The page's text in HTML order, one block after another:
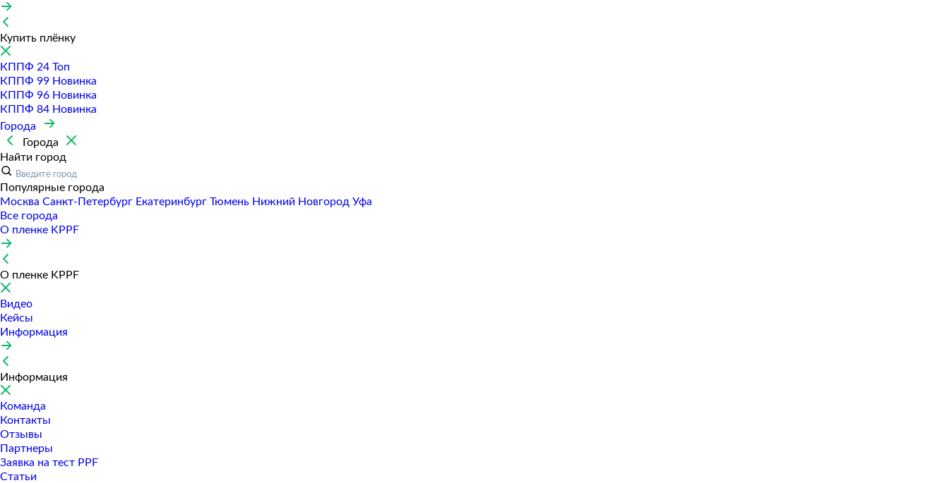
Купить плёнку
КППФ 24 Топ
КППФ 99 Новинка
КППФ 96 Новинка
КППФ 84 Новинка
Города
Города
Найти город
Популярные города
Москва Санкт-Петербур Екатеринбур Тюмень Нижний Новгород Уфа
Все города
О пленке KPPF
О пленке KPPF
Видео
Кейсы
Информация
Информация
Команда
Контакты
Отзывы
Партнеры
Заявка на тест PPF
Статьи